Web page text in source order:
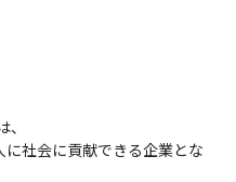
社会に貢献できる企業とな